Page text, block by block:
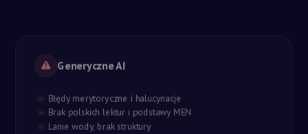
Generyczne AI
Błędy merytoryczne i halucynacje
Brak polskich lektur i podstawy MEN
Lanie wody, brak struktury